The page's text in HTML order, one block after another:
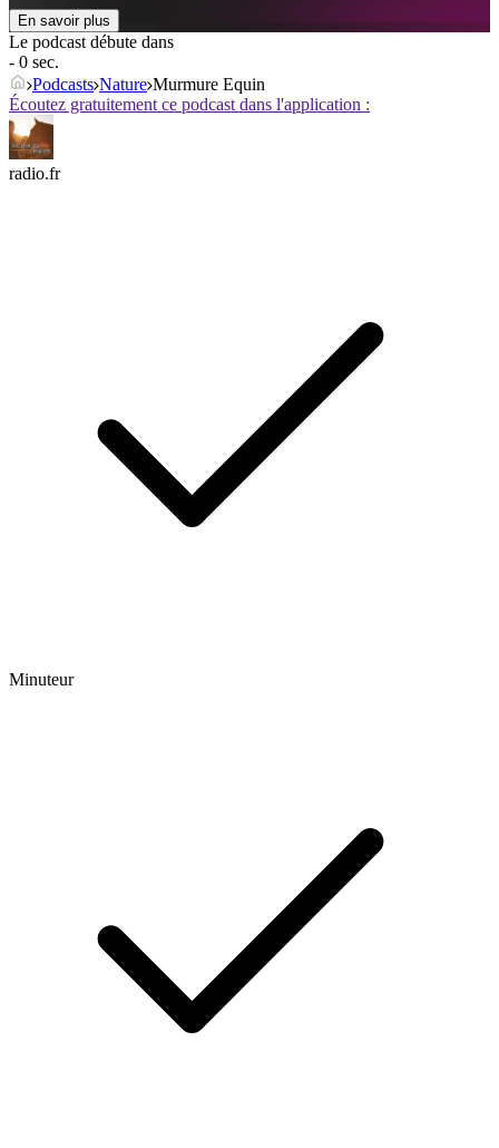
En savoir plus
Le podcast débute dans
- 0 sec.
Podcasts Nature Murmure Equin
Écoutez gratuitement ce podcast dans l'application :
radio.fr
Minuteur